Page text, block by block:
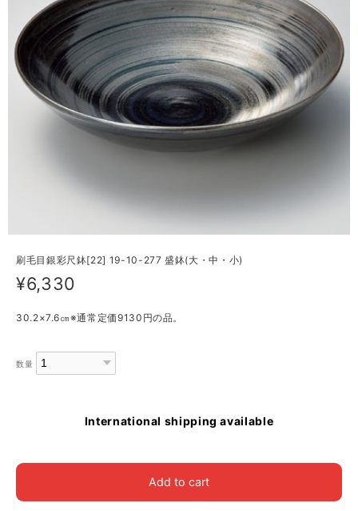
刷毛目銀彩尺鉢[22] 19-10-277 盛鉢(大・中・小)
¥6,330
30.2×7.6㎝※通常定価9130円の品。
数量
International shipping available
Add to cart